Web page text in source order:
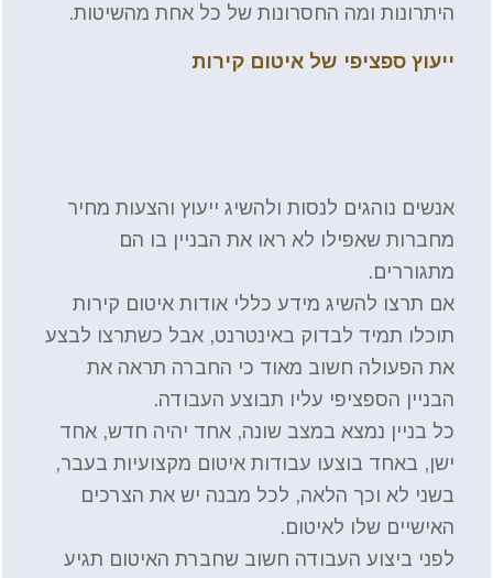
היתרונות ומה החסרונות של כל אחת מהשיטות.
ייעוץ ספציפי שלאיטום קירות
אנשים נוהגים לנסות ולהשיג ייעוץ והצעות מחיר
מחברות שאפילו לא ראו את הבניין בו הם
מתגוררים.
אם תרצו להשיג מידע כללי אודות איטום קירות
תוכלו תמיד לבדוק באינטרנט, אבל כשתרצו לבצע
את הפעולה חשוב מאוד כי החברה תראה את
הבניין הספציפי עליו תבוצע העבודה.
כל בניין נמצא במצב שונה, אחד יהיה חדש, אחד
ישן, באחד בוצעו עבודות איטום מקצועיות בעבר,
בשני לא וכך הלאה, לכל מבנה יש את הצרכים
האישיים שלו לאיטום.
לפני ביצוע העבודה חשוב שחברת האיטום תגיע